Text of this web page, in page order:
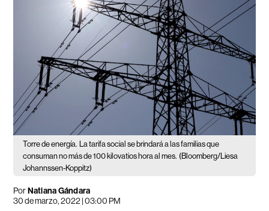
Torre de energía.
La tarifa social se brindará a las familias que
consuman no más de 100 kilovatios hora al mes. (Bloomberg/Liesa
Johannssen-Koppitz)
PorNatiana Gándara
30 de marzo, 2022 | 03:00 PM